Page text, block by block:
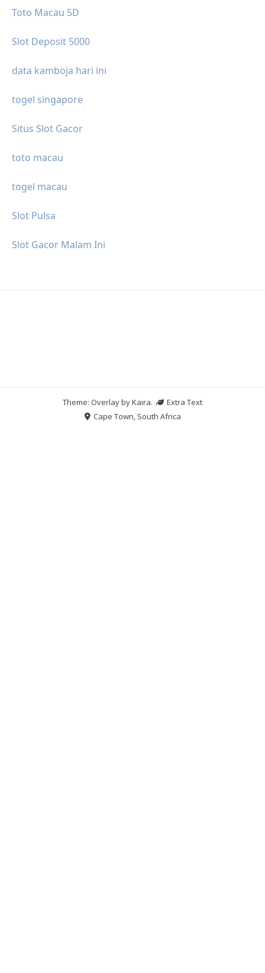
Toto Macau 5D
Slot Deposit 5000
data kamboja hari ini
togel singapore
Situs Slot Gacor
toto macau
togel macau
Slot Pulsa
Slot Gacor Malam Ini
Theme: Overlay byKaira.
Extra Text
Cape Town, South Africa